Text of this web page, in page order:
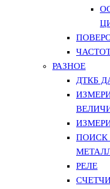
РАЗНОЕ
ДТКБ
ПОИСК
РЕЛЕ